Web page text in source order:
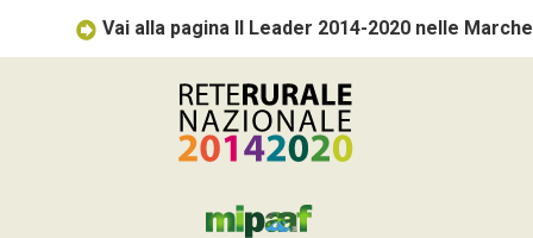
Vai alla pagina Il Leader 2014-2020 nelle Marche